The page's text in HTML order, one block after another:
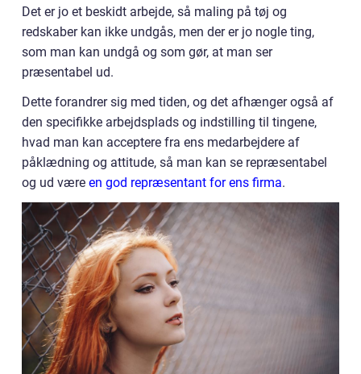
Det er jo et beskidt arbejde, så maling på tøj og
redskaber kan ikke undgås, men der er jo nogle ting,
som man kan undgå og som gør, at man ser
præsentabel ud.
Dette forandrer sig med tiden, og det afhænger også af
den specifikke arbejdsplads og indstilling til tingene,
hvad man kan acceptere fra ens medarbejdere af
påklædning og attitude, så man kan se repræsentabel
og ud være en god repræsentant for ens firma.